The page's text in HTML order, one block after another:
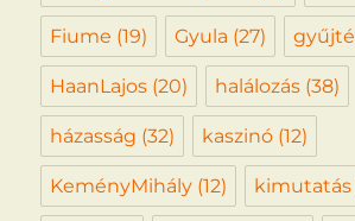
Fiume (19) Gyula (27)
HaanLajos (20) halálozás (38)
házasság (32) kaszinó (12)
KeményMihály (12) kimutatás